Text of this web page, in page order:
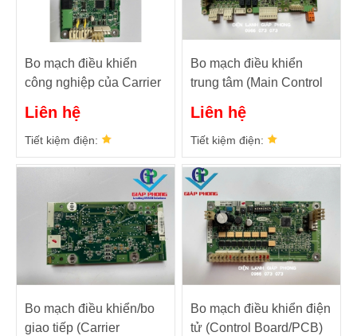
Bo mạch điều khiển
công nghiệp của Carrier
Liên hệ
Tiết kiệm điện:
Bo mạch điều khiển
trung tâm (Main Control
R
Liên hệ
Tiết kiệm điện:
Bo mạch điều khiển/bo
giao tiếp (Carrier
Bo mạch điều khiển điện
tử (Control Board/PCB)